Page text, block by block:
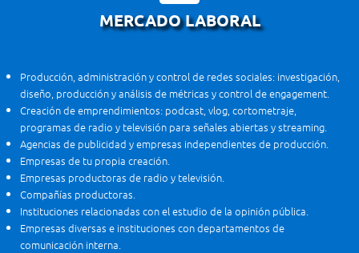
MERCADO LABORAL
Producción, administración y control de redes sociales: investigación,
diseño, producción y análisis de métricas y control de engagement.
Creación de emprendimientos: podcast, vlog, cortometraje,
programas de radio y televisión para señales abiertas y streaming.
Agencias de publicidad y empresas independientes de producción.
Empresas de tu propia creación.
Empresas productoras de radio y televisión.
Compañías productoras.
Instituciones relacionadas con el estudio de la opinión pública.
Empresas diversas e instituciones con departamentos de
comunicación interna.